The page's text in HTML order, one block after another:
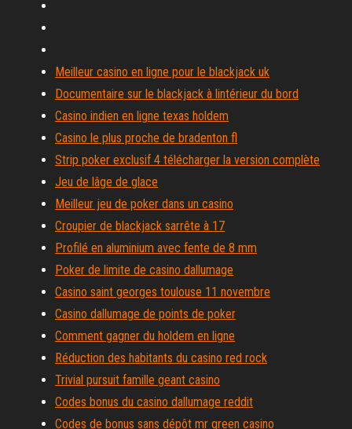
Meilleur casino en ligne pour le blackjack uk
Documentaire sur le blackjack à lintérieur du bord
Casino indien en ligne texas holdem
Casino le plus proche de bradenton fl
Strip poker exclusif 4 télécharger la version complète
Jeu de lâge de glace
Meilleur jeu de poker dans un casino
Croupier de blackjack sarrête à 17
Profilé en aluminium avec fente de 8 mm
Poker de limite de casino dallumage
Casino saint georges toulouse 11 novembre
Casino dallumage de points de poker
Comment gagner du holdem en ligne
Réduction des habitants du casino red rock
Trivial pursuit famille geant casino
Codes bonus du casino dallumage reddit
Codes de bonus sans dépôt mr green casino